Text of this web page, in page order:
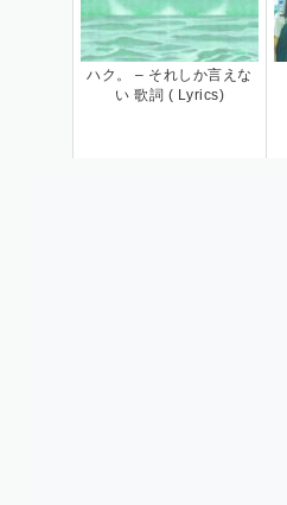
ハク。 – それしか言えな
い 歌詞 ( Lyrics)